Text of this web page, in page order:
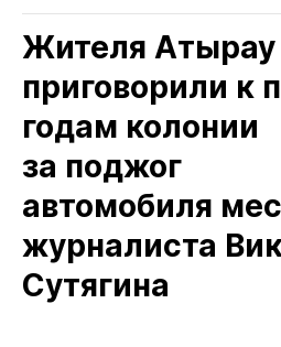
Жителя Атырау
приговорили к
годам колонии
за поджог
автомобиля
журналиста
Сутягина